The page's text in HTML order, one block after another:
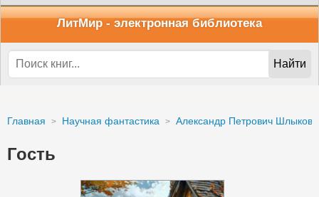
ЛитМир - электронная библиотека
Найти
Главная Научная фантастика Александр Петрович Шлыков
Гость